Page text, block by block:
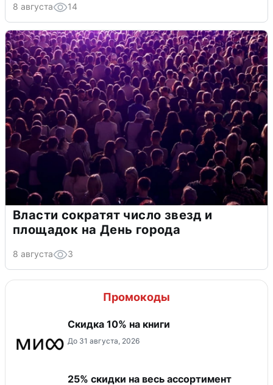
8 августа 14
Власти сократят число звезд и
площадок на День города
8 августа 3
Промокоды
Скидка 10% на книги
До 31 августа, 2026
25% скидки на весь ассортимент